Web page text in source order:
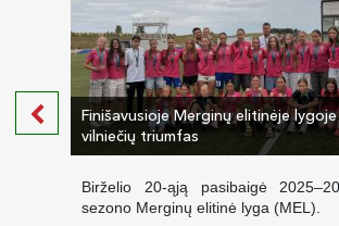
Finišavusioje Merginų elitinėje lygoje
vilniečių triumfas
Birželio 20-ąją pasibaigė
sezono Merginų elitinė lyga (MEL).